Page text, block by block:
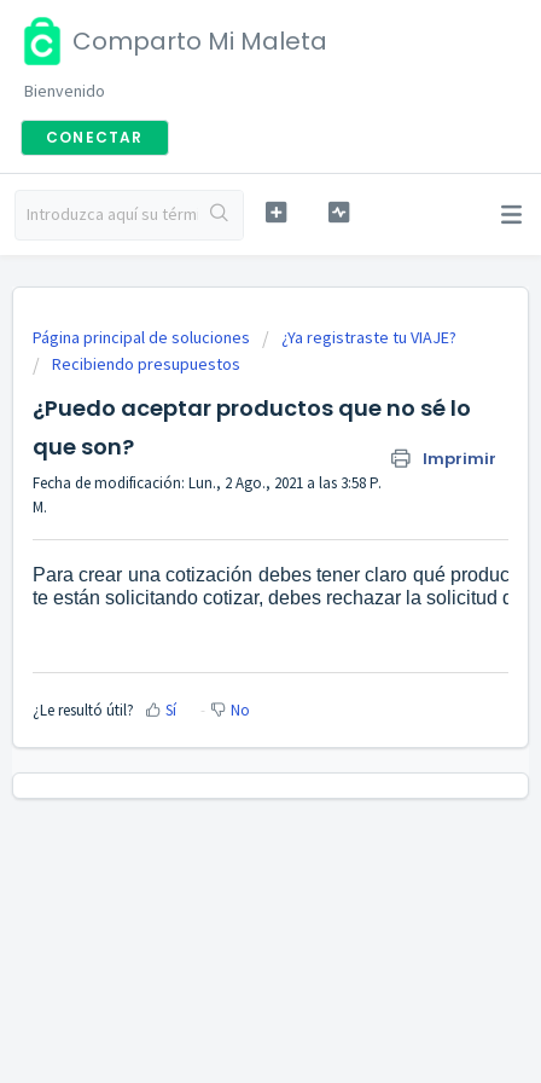
Comparto Mi Maleta
Bienvenido
CONECTAR
Página principal de soluciones
¿Ya registraste tu VIAJE?
Recibiendo presupuestos
¿Puedo aceptar productos que no sé lo
que son?
Imprimir
Fecha de modificación: Lun., 2 Ago., 2021 a las 3:58 P.
M.
Para crear una cotización debes tener claro qué producto
te están solicitando cotizar, debes rechazar la solicitud de
¿Le resultó útil? Sí No